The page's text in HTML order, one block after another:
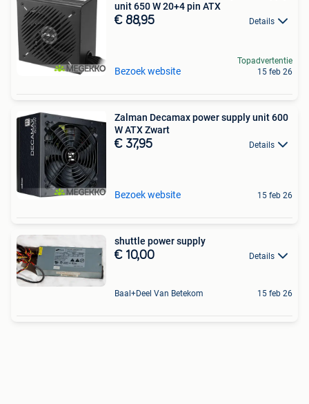
unit 650 W 20+4 pin ATX
€ 88,95 Details
Bezoek website
Topadvertentie
15 feb 26
Zalman Decamax power supply unit 600
W ATX Zwart
€ 37,95 Details
Bezoek website 15 feb 26
shuttle power supply
€ 10,00 Details
Baal+Deel Van Betekom 15 feb 26